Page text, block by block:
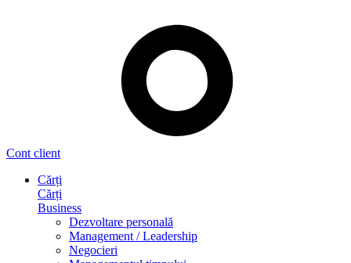
Cont client
Cărți
Cărți
Business
Dezvoltare personală
Management / Leadership
Negocieri